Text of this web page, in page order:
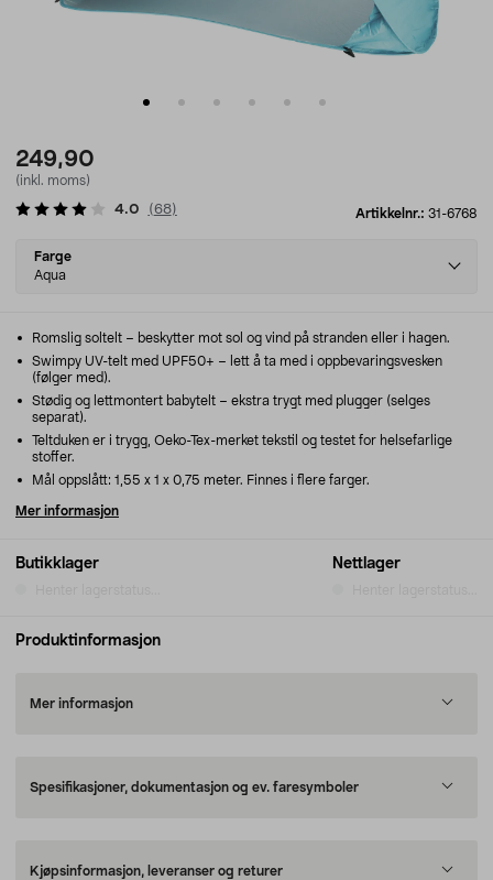
249,90
(inkl. moms)
Artikkelnr.: 31-6768
4.0 (68)
Select
variant
Farge
Aqua
Butikklager Nettlager
Romslig soltelt – beskytter mot sol og vind på stranden eller i hagen.
Swimpy UV-telt med UPF50+ – lett å ta med i oppbevaringsvesken
(følger med).
Stødig og lettmontert babytelt – ekstra trygt med plugger (selges
separat).
Teltduken er i trygg, Oeko-Tex-merket tekstil og testet for helsefarlige
stoffer.
Mål oppslått: 1,55 x 1 x 0,75 meter. Finnes i flere farger.
Mer informasjon
Produktinformasjon
Mer informasjon
Spesifikasjoner, dokumentasjon og ev. faresymboler
Kjøpsinformasjon, leveranser og returer